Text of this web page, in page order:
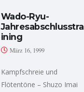
Wado-Ryu-
Jahresabschlusstra
ining
März 16, 1999
Kampfschreie und
Flötentöne – Shuzo Imai